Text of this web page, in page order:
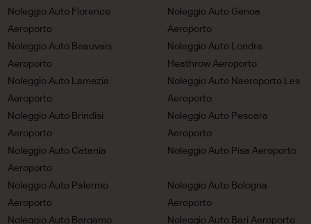
Noleggio Auto Florence
Aeroporto
Noleggio Auto Genoa
Aeroporto
Noleggio Auto Beauvais
Aeroporto
Noleggio Auto Londra
Heathrow Aeroporto
Noleggio Auto Lamezia
Aeroporto
Noleggio Auto Naeroporto Les
Aeroporto
Noleggio Auto Brindisi
Aeroporto
Noleggio Auto Pescara
Aeroporto
Noleggio Auto Catania
Aeroporto
Noleggio Auto Pisa Aeroporto
Noleggio Auto Palermo
Aeroporto
Noleggio Auto Bologna
Aeroporto
Noleggio Auto Bergamo
Noleggio Auto Bari Aeroporto